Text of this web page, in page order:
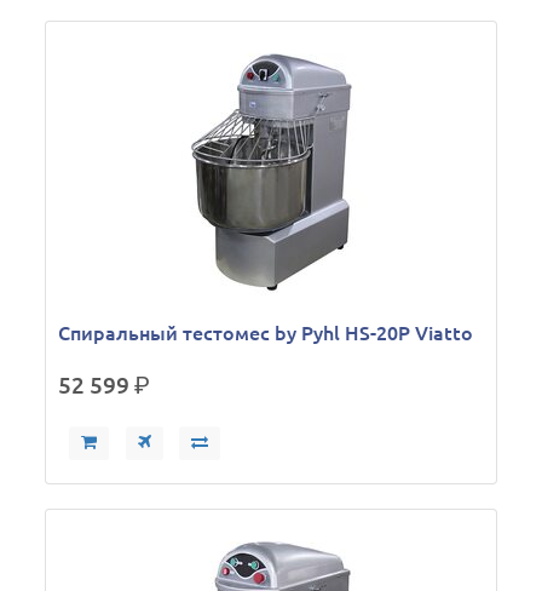
Спиральный тестомес by Pyhl HS-20P Viatto
52 599р.